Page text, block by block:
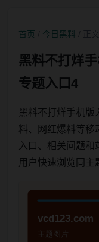
首页 今日黑料
黑料不打烊
专题入口4
黑料不打烊手机版
料、网红爆料等移
入口、相关问题和
用户快速浏览同主